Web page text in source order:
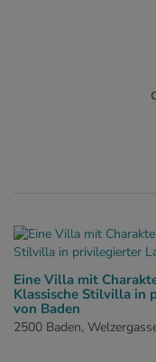
Eine Villa mit
Klassische Stilvilla in
von Baden
2500 Baden,